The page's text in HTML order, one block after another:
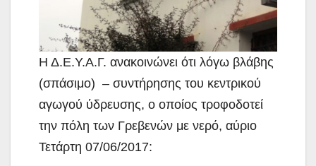
Η Δ.Ε.Υ.Α.Γ. ανακοινώνει ότι λόγω βλάβης
(σπάσιμο) – συντήρησης του κεντρικού
αγωγού ύδρευσης, ο οποίος τροφοδοτεί
την πόλη των Γρεβενών με νερό, αύριο
Τετάρτη 07/06/2017: